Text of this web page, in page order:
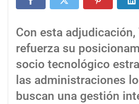
Con esta adjudicación,
refuerza su
socio tecnológico
las administraciones
buscan una gestión